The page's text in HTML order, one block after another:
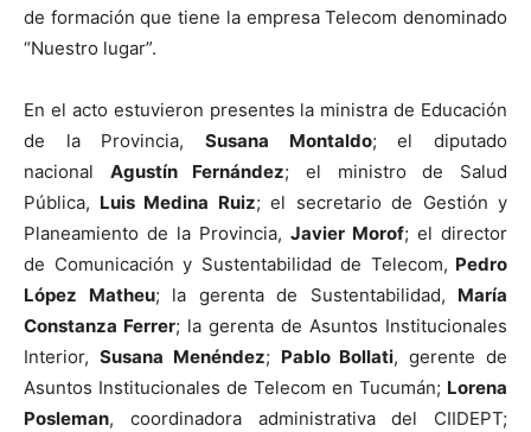
de formación que tiene la empresa Telecom denominado
“Nuestro lugar”.
En el acto estuvieron presentes la ministra de Educación
de la Provincia, Susana Montaldo; el diputado
nacional Agustín Fernández; el ministro de Salud
Pública, Luis Medina Ruiz; el secretario de Gestión y
Planeamiento de la Provincia, Javier Morof; el director
de Comunicación y Sustentabilidad de Telecom, Pedro
López Matheu; la gerenta de Sustentabilidad, María
Constanza Ferrer; la gerenta de Asuntos Institucionales
Interior, Susana Menéndez; Pablo Bollati, gerente de
Asuntos Institucionales de Telecom en Tucumán; Lorena
Posleman, coordinadora administrativa del CIIDEPT;